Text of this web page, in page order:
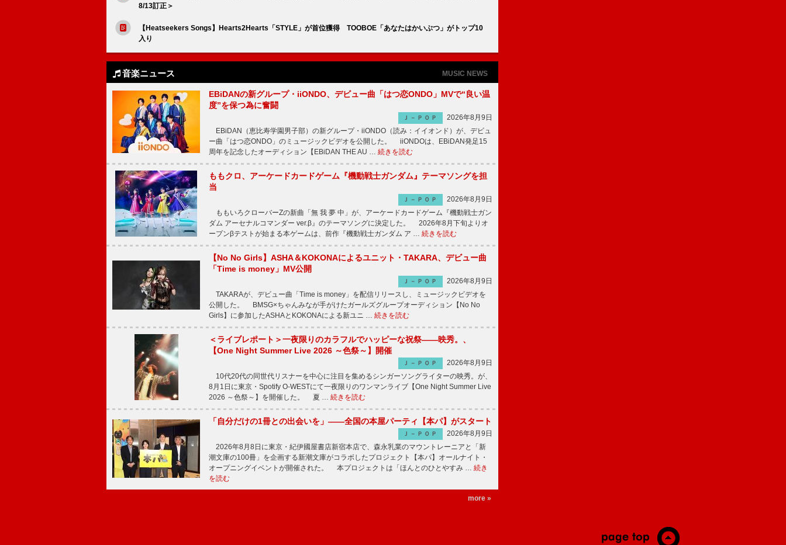
8/13訂正＞
【Heatseekers Songs】Hearts2Hearts「STYLE」が首位獲得 TOOBOE「あなたはかいぶつ」がトップ10
入り
音楽ニュース MUSIC NEWS
EBiDANの新グループ・iiONDO、デビュー曲「はつ恋ONDO」MVで“良い温
度”を保つ為に奮闘
Ｊ－ＰＯＰ
2026年8月9日
EBiDAN（恵比寿学園男子部）の新グループ・iiONDO（読み：イイオンド）が、デビュ
ー曲「はつ恋ONDO」のミュージックビデオを公開した。 iiONDOは、EBiDAN発足15
周年を記念したオーディション【EBiDAN THE AU … 続きを読む
ももクロ、アーケードカードゲーム『機動戦士ガンダム』テーマソングを担
当
Ｊ－ＰＯＰ
2026年8月9日
ももいろクローバーZの新曲「無 我 夢 中」が、アーケードカードゲーム『機動戦士ガン
ダム アーセナルコマンダー ver.β』のテーマソングに決定した。 2026年8月下旬よりオ
ープンβテストが始まる本ゲームは、前作『機動戦士ガンダム ア … 続きを読む
【No No Girls】ASHA＆KOKONAによるユニット・TAKARA、デビュー曲
「Time is money」MV公開
Ｊ－ＰＯＰ
2026年8月9日
TAKARAが、デビュー曲「Time is money」を配信リリースし、ミュージックビデオを
公開した。 BMSG×ちゃんみなが手がけたガールズグループオーディション【No No
Girls】に参加したASHAとKOKONAによる新ユニ … 続きを読む
＜ライブレポート＞一夜限りのカラフルでハッピーな祝祭――映秀。、
【One Night Summer Live 2026 ～色祭～】開催
Ｊ－ＰＯＰ
2026年8月9日
10代20代の同世代リスナーを中心に注目を集めるシンガーソングライターの映秀。が、
8月1日に東京・Spotify O-WESTにて一夜限りのワンマンライブ【One Night Summer Live
2026 ～色祭～】を開催した。 夏 … 続きを読む
「自分だけの1冊との出会いを」――全国の本屋パーティ【本パ】がスタート
Ｊ－ＰＯＰ
2026年8月9日
2026年8月8日に東京・紀伊國屋書店新宿本店で、森永乳業のマウントレーニアと「新
潮文庫の100冊」を企画する新潮文庫がコラボしたプロジェクト【本パ】オールナイト・
オープニングイベントが開催された。 本プロジェクトは「ほんとのひとやすみ … 続き
を読む
more »